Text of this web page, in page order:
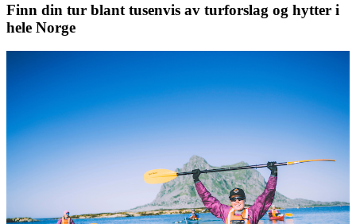
Finn din tur blant tusenvis av turforslag og hytter i
hele Norge